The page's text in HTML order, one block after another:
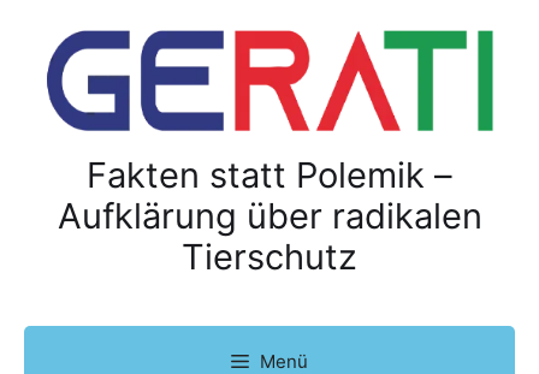
Fakten statt Polemik –
Aufklärung über radikalen
Tierschutz
Menü